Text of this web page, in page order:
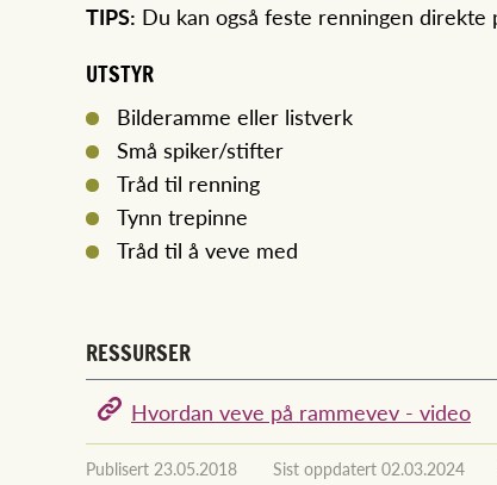
TIPS: Du kan også feste renningen
UTSTYR
Bilderamme eller listverk
Små spiker/stifter
Tråd til renning
Tynn trepinne
Tråd til å veve med
RESSURSER
Hvordan veve på rammevev - video
Publisert 23.05.2018 Sist oppdatert 02.03.2024